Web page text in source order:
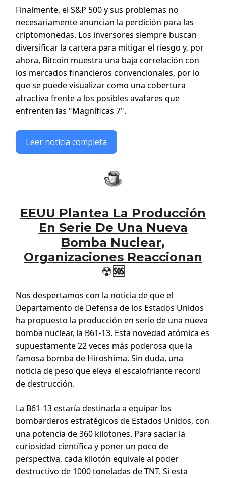
Finalmente, el S&P 500 y sus problemas no
necesariamente anuncian la perdición para las
criptomonedas. Los inversores siempre buscan
diversificar la cartera para mitigar el riesgo y, por
ahora, Bitcoin muestra una baja correlación con
los mercados financieros convencionales, por lo
que se puede visualizar como una cobertura
atractiva frente a los posibles avatares que
enfrenten las "Magníficas 7".
Leer noticia completa
EEUU Plantea La Producción
En Serie De Una Nueva
Bomba Nuclear,
Organizaciones Reaccionan
☢️🆘
Nos despertamos con la noticia de que el
Departamento de Defensa de los Estados Unidos
ha propuesto la producción en serie de una nueva
bomba nuclear, la B61-13. Esta novedad atómica es
supuestamente 22 veces más poderosa que la
famosa bomba de Hiroshima. Sin duda, una
noticia de peso que eleva el escalofriante record
de destrucción.
La B61-13 estaría destinada a equipar los
bombarderos estratégicos de Estados Unidos, con
una potencia de 360 kilotones. Para saciar la
curiosidad científica y poner un poco de
perspectiva, cada kilotón equivale al poder
destructivo de 1000 toneladas de TNT. Si esta